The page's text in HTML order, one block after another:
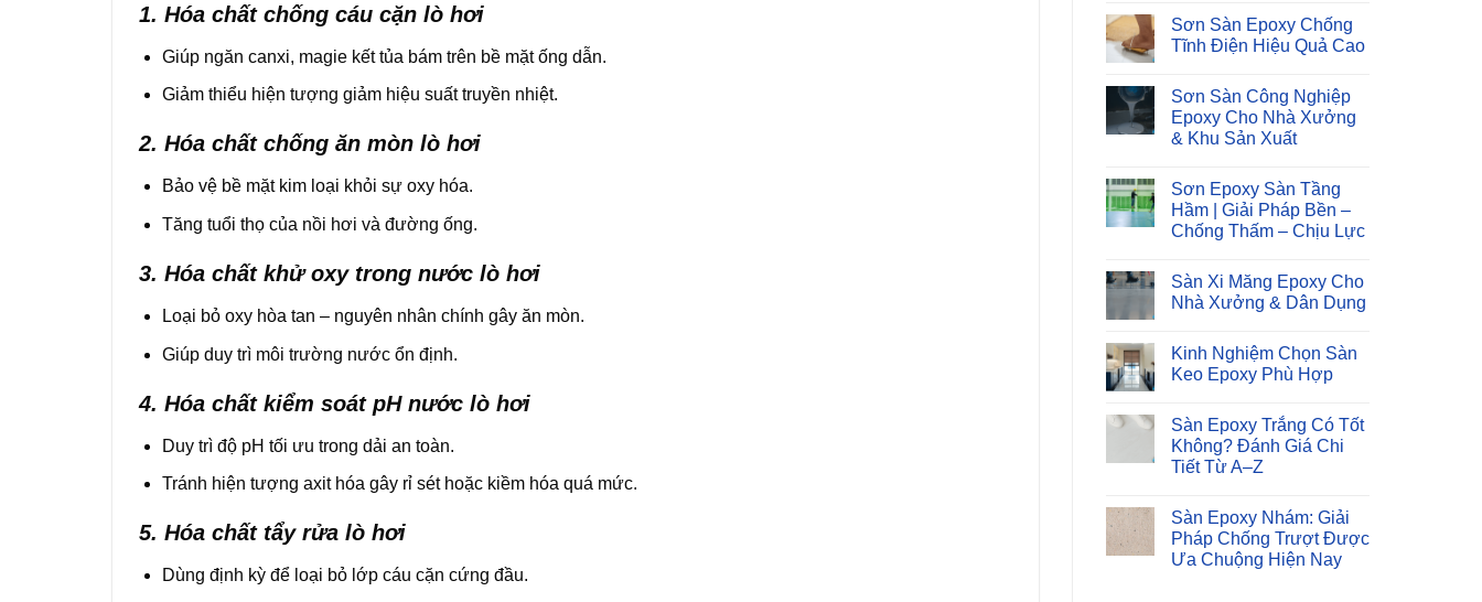
1. Hóa chất chống cáu cặn lò hơi
Giúp ngăn canxi, magie kết tủa bám trên bề mặt ống dẫn.
Giảm thiểu hiện tượng giảm hiệu suất truyền nhiệt.
2. Hóa chất chống ăn mòn lò hơi
Bảo vệ bề mặt kim loại khỏi sự oxy hóa.
Tăng tuổi thọ của nồi hơi và đường ống.
3. Hóa chất khử oxy trong nước lò hơi
Loại bỏ oxy hòa tan – nguyên nhân chính gây ăn mòn.
Giúp duy trì môi trường nước ổn định.
4. Hóa chất kiểm soát pH nước lò hơi
Duy trì độ pH tối ưu trong dải an toàn.
Tránh hiện tượng axit hóa gây rỉ sét hoặc kiềm hóa quá mức.
5. Hóa chất tẩy rửa lò hơi
Dùng định kỳ để loại bỏ lớp cáu cặn cứng đầu.
MỚI
2025:
Buổi
Tiệc
Cảm
Xúc
Tại
Hà
Nội
bình
luận
ở
Sàn
Nhà
Đúng
Quy
Đẹp
Theo
Thời
Gian
Sơn Sàn Epoxy Chống
Tĩnh Điện Hiệu Quả Cao
bình
luận
ở
Sơn
Chống
Tĩnh
Điện
Hiệu
Quả
Sơn Sàn Công Nghiệp
Epoxy Cho Nhà Xưởng
& Khu Sản Xuất
bình
luận
ở
Sơn
Nghiệp
Epoxy
Cho
&
Khu
Sản
Sơn Epoxy Sàn Tầng
Hầm | Giải Pháp Bền –
Chống Thấm – Chịu Lực
bình
luận
ở
Sàn
Tầng
Hầm
Pháp
Bền
–
Chống
Chịu
Lực
Sàn Xi Măng Epoxy Cho
Nhà Xưởng & Dân Dụng
bình
luận
ở
Măng
Epoxy
Cho
Nhà
Dân
Dụng
Kinh Nghiệm Chọn Sàn
Keo Epoxy Phù Hợp
bình
luận
ở
Kinh
Sàn
Keo
Epoxy
Phù
Hợp
Sàn Epoxy Trắng Có Tốt
Không? Đánh Giá Chi
Tiết Từ A–Z
bình
luận
ở
Sàn
Sàn Epoxy Nhám: Giải
Pháp Chống Trượt Được
Ưa Chuộng Hiện Nay